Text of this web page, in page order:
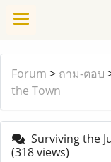
Forum > ถาม-ตอบ
the Town
Surviving the
(318 views)